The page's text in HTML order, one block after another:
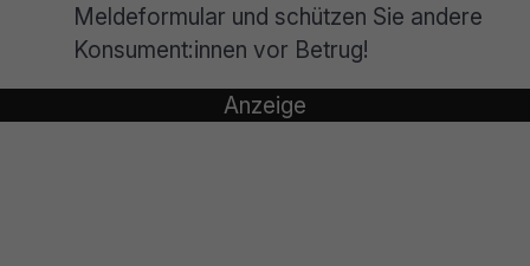
Meldeformular und schützen Sie andere
Konsument:innen vor Betrug!